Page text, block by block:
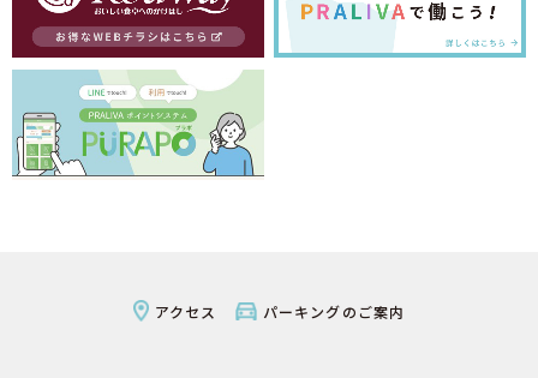
アクセス パーキングのご案内